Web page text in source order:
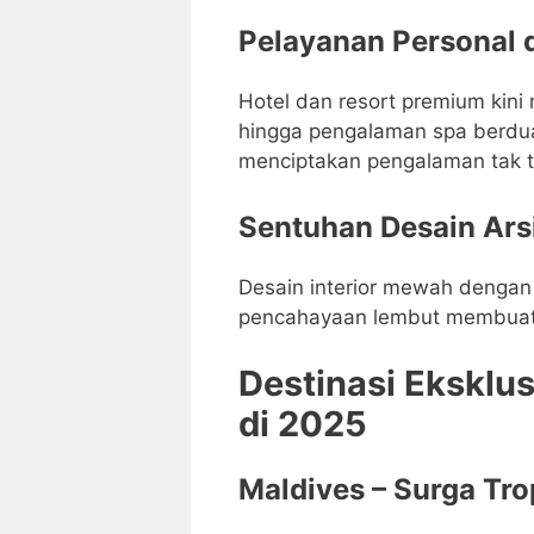
Pelayanan Personal
Hotel dan resort premium
hingga pengalaman spa
menciptakan pengalaman tak
Sentuhan Desain
Desain interior mewah
pencahayaan lembut
Destinasi
di 2025
Maldives – Surga